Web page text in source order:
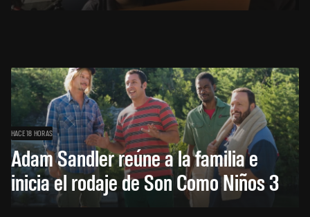
HACE 18 HORAS
Adam Sandler reúne a la familia e
inicia el rodaje de Son Como Niños 3